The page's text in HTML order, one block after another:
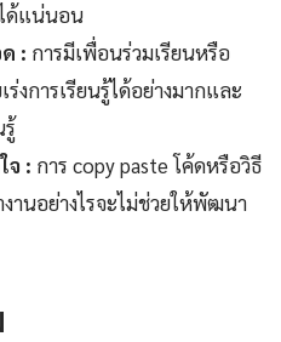
ด้แน่นอน
: การมีเพื่อนร่วมเรียนหรือ
งการเรียนรู้ได้อย่างมากและ
รู้
จ : การ copy paste โค้ดหรือวิธี
งานอย่างไรจะไม่ช่วยให้พัฒนา